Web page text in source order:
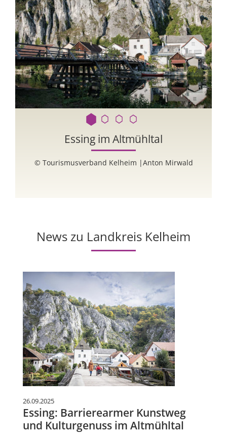
Essing im Altmühltal
© Tourismusverband Kelheim |Anton Mirwald
News zu Landkreis Kelheim
26.09.2025
Essing: Barrierearmer Kunstweg
und Kulturgenuss im Altmühltal